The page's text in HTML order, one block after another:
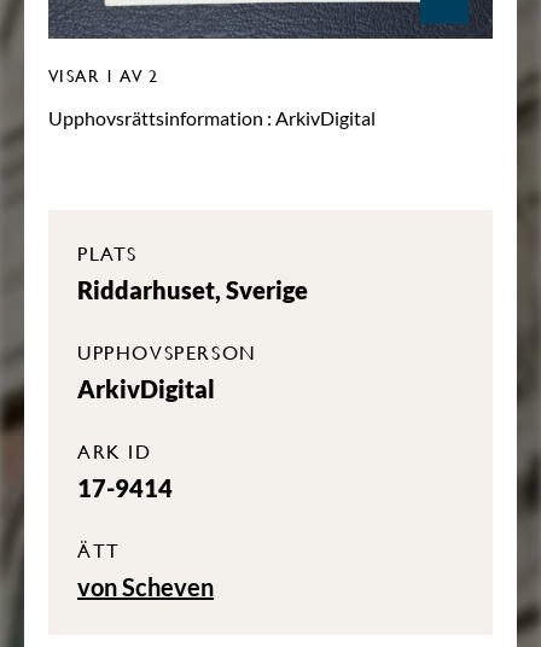
VISAR 1 AV 2
Upphovsrättsinformation : ArkivDigital
PLATS
Riddarhuset, Sverige
UPPHOVSPERSON
ArkivDigital
ARK ID
17-9414
ÄTT
von Scheven